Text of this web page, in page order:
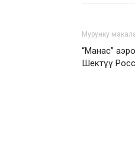
Мурунку
“Манас”
Шектүү